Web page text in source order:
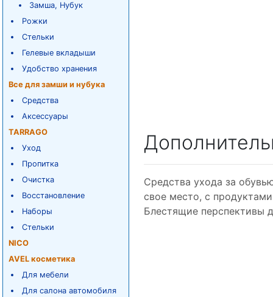
Замша, Нубук
Рожки
Стельки
Гелевые вкладыши
Удобство хранения
Все для замши и нубука
Средства
Аксессуары
TARRAGO
Уход
Пропитка
Очистка
Восстановление
Наборы
Стельки
NICO
AVEL косметика
Для мебели
Для салона автомобиля
Средства ухода за
свое место, с
Блестящие перспективы